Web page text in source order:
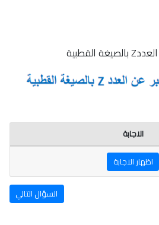
الاجابة
اظهار الاجابة
السؤال التالي